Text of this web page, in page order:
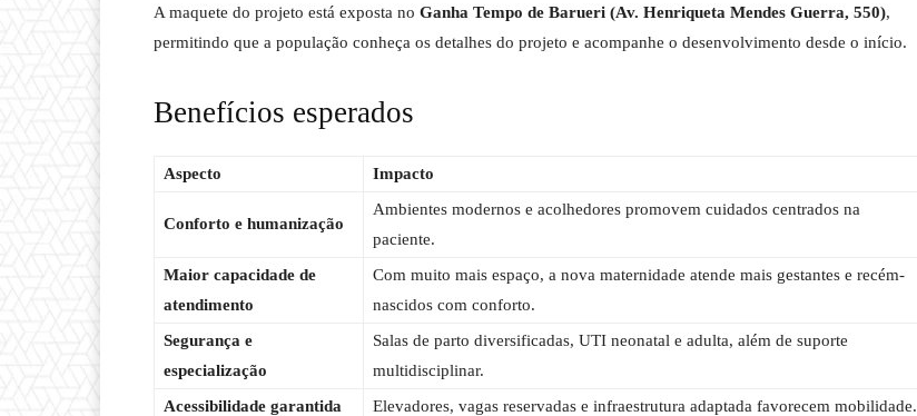
A maquete do projeto está exposta no Ganha Tempo de Barueri (Av. Henriqueta Mendes Guerra, 550),
permitindo que a população conheça os detalhes do projeto e acompanhe o desenvolvimento desde o início.
Benefícios esperados
Aspecto Impacto
Conforto e humanização
Ambientes modernos e acolhedores promovem cuidados centrados na
paciente.
Maior capacidade de
atendimento
Com muito mais espaço, a nova maternidade atende mais gestantes e recém-
nascidos com conforto.
Segurança e
especialização
Salas de parto diversificadas, UTI neonatal e adulta, além de suporte
multidisciplinar.
Acessibilidade garantida
Elevadores, vagas reservadas e infraestrutura adaptada favorecem mobilidade.